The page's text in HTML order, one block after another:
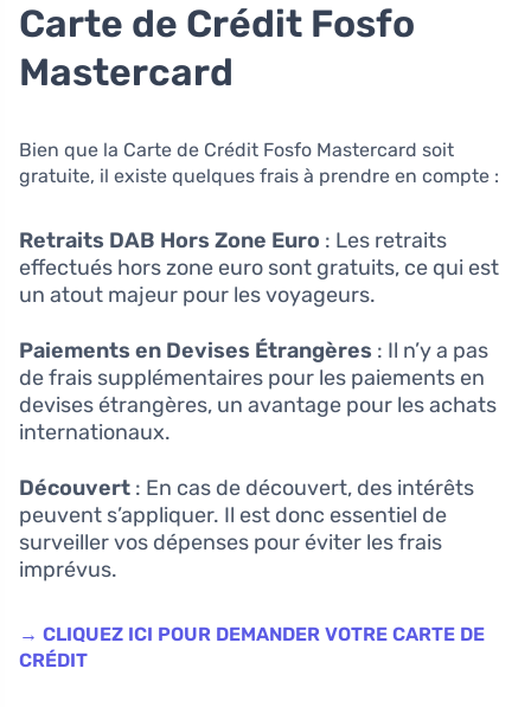
Carte de Crédit Fosfo
Mastercard
Bien que la Carte de Crédit Fosfo Mastercard soit
gratuite, il existe quelques frais à prendre en compte :
Retraits DAB Hors Zone Euro : Les retraits
effectués hors zone euro sont gratuits, ce qui est
un atout majeur pour les voyageurs.
Paiements en Devises Étrangères : Il n’y a pas
de frais supplémentaires pour les paiements en
devises étrangères, un avantage pour les achats
internationaux.
Découvert : En cas de découvert, des intérêts
peuvent s’appliquer. Il est donc essentiel de
surveiller vos dépenses pour éviter les frais
imprévus.
→ CLIQUEZ ICI POUR DEMANDER VOTRE CARTE DE
CRÉDIT